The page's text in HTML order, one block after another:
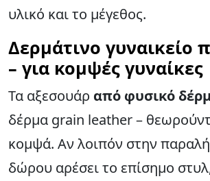
υλικό και το μέγεθος.
Δερμάτινο γυναικείο
– για κομψές γυναίκες
Τα αξεσουάρ από φυσικό
δέρμα grain leather –
κομψά. Αν λοιπόν στην
δώρου αρέσει το επίσημο